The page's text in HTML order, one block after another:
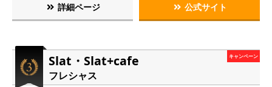
詳細ページ 公式サイト
Slat・Slat+cafe
フレシャス
キャンペーン